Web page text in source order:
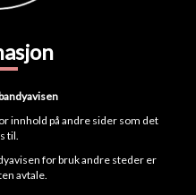
innhold på andre sider som det
til.
for bruk andre steder er
avtale.